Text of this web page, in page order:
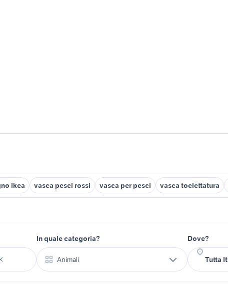
ikea vasca pesci rossi vasca per pesci vasca toelettatura
In quale categoria?
Animali
Dove?